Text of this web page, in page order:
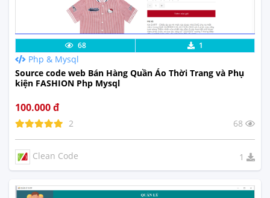
Chi Tiết Xem Thực Tế
68 1
Php & Mysql
Source code web Bán Hàng Quần Áo Thời Trang và Phụ
kiện FASHION Php Mysql
100.000 đ
2 68
Clean Code 1